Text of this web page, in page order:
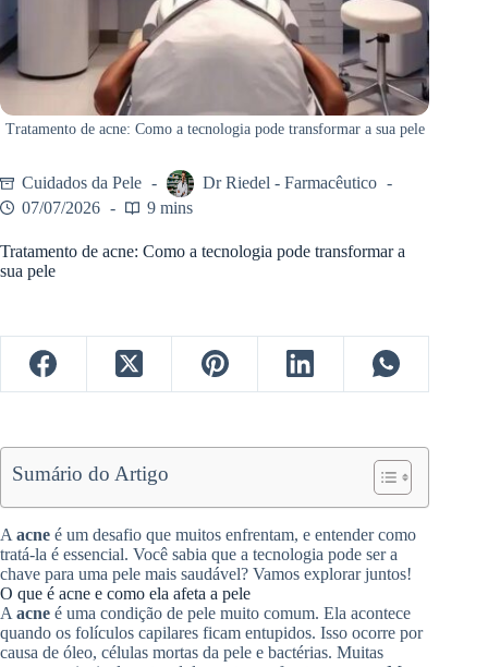
Tratamento de acne: Como a tecnologia pode transformar a sua pele
Cuidados da Pele
Dr Riedel - Farmacêutico
07/07/2026
9 mins
Tratamento de acne: Como a tecnologia pode transformar a
sua pele
Sumário do Artigo
A acne é um desafio que muitos enfrentam, e entender como
tratá-la é essencial. Você sabia que a tecnologia pode ser a
chave para uma pele mais saudável? Vamos explorar juntos!
O que é acne e como ela afeta a pele
A acne é uma condição de pele muito comum. Ela acontece
quando os folículos capilares ficam entupidos. Isso ocorre por
causa de óleo, células mortas da pele e bactérias. Muitas